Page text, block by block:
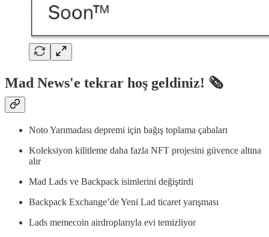
Mad News'e tekrar hoş geldiniz! 🗞️
Noto Yarımadası depremi için bağış toplama çabaları
Koleksiyon kilitleme daha fazla NFT projesini güvence altına
alır
Mad Lads ve Backpack isimlerini değiştirdi
Backpack Exchange’de Yeni Lad ticaret yarışması
Lads memecoin airdroplarıyla evi temizliyor